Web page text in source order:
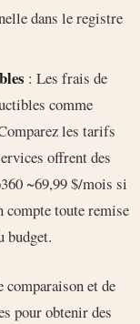
dans le registre
: Les frais de
comme
les tarifs
offrent des
~69,99 $/mois si
compte toute remise
budget.
et de
pour obtenir des